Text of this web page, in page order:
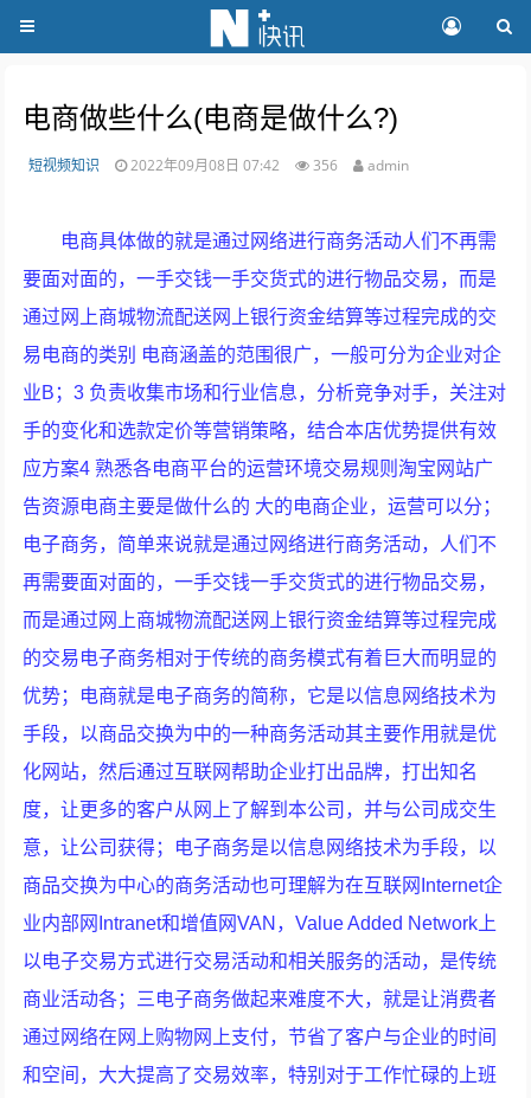
电商做些什么(电商是做什么?)
短视频知识 2022年09月08日 07:42 356 admin
电商具体做的就是通过网络进行商务活动人们不再需
要面对面的，一手交钱一手交货式的进行物品交易，而是
通过网上商城物流配送网上银行资金结算等过程完成的交
易电商的类别 电商涵盖的范围很广，一般可分为企业对企
业B；3 负责收集市场和行业信息，分析竞争对手，关注对
手的变化和选款定价等营销策略，结合本店优势提供有效
应方案4 熟悉各电商平台的运营环境交易规则淘宝网站广
告资源电商主要是做什么的 大的电商企业，运营可以分；
电子商务，简单来说就是通过网络进行商务活动，人们不
再需要面对面的，一手交钱一手交货式的进行物品交易，
而是通过网上商城物流配送网上银行资金结算等过程完成
的交易电子商务相对于传统的商务模式有着巨大而明显的
优势；电商就是电子商务的简称，它是以信息网络技术为
手段，以商品交换为中的一种商务活动其主要作用就是优
化网站，然后通过互联网帮助企业打出品牌，打出知名
度，让更多的客户从网上了解到本公司，并与公司成交生
意，让公司获得；电子商务是以信息网络技术为手段，以
商品交换为中心的商务活动也可理解为在互联网Internet企
业内部网Intranet和增值网VAN，Value Added Network上
以电子交易方式进行交易活动和相关服务的活动，是传统
商业活动各；三电子商务做起来难度不大，就是让消费者
通过网络在网上购物网上支付，节省了客户与企业的时间
和空间，大大提高了交易效率，特别对于工作忙碌的上班